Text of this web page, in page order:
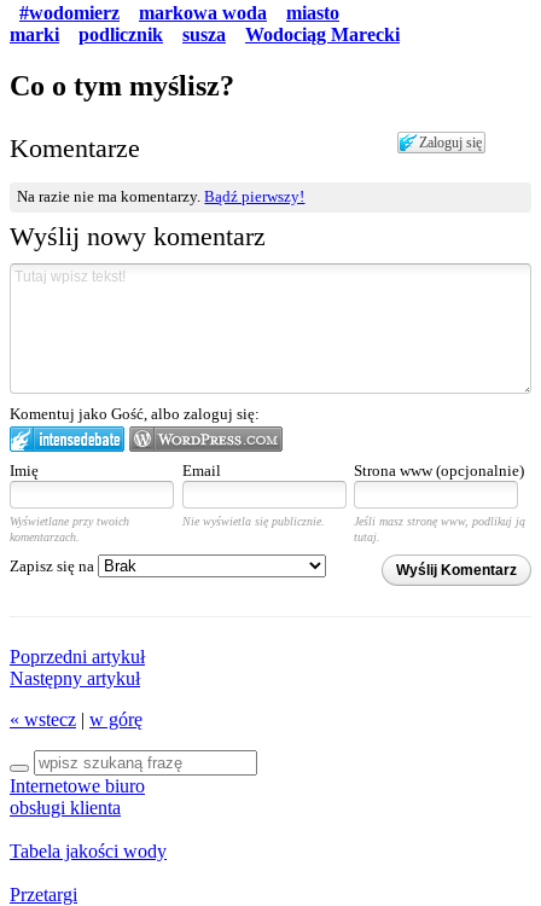
#wodomierz markowa woda
miasto
marki
podlicznik susza Wodociąg Marecki
Co o tym myślisz?
Zaloguj się
Komentarze
Na razie nie ma komentarzy.Bądź pierwszy!
Wyślij nowy komentarz
Komentuj jako Gość, albo zaloguj się:
Imię Email Strona www (opcjonalnie)
Wyświetlane przy twoich
komentarzach.
Nie wyświetla się publicznie.
Jeśli masz stronę www, podlikuj ją
tutaj.
Wyślij Komentarz
Zapisz się na
Poprzedni artykuł
Następny artykuł
« wstecz | w górę
Internetowe biuro
obsługi klienta
Tabela jakości wody
Przetargi